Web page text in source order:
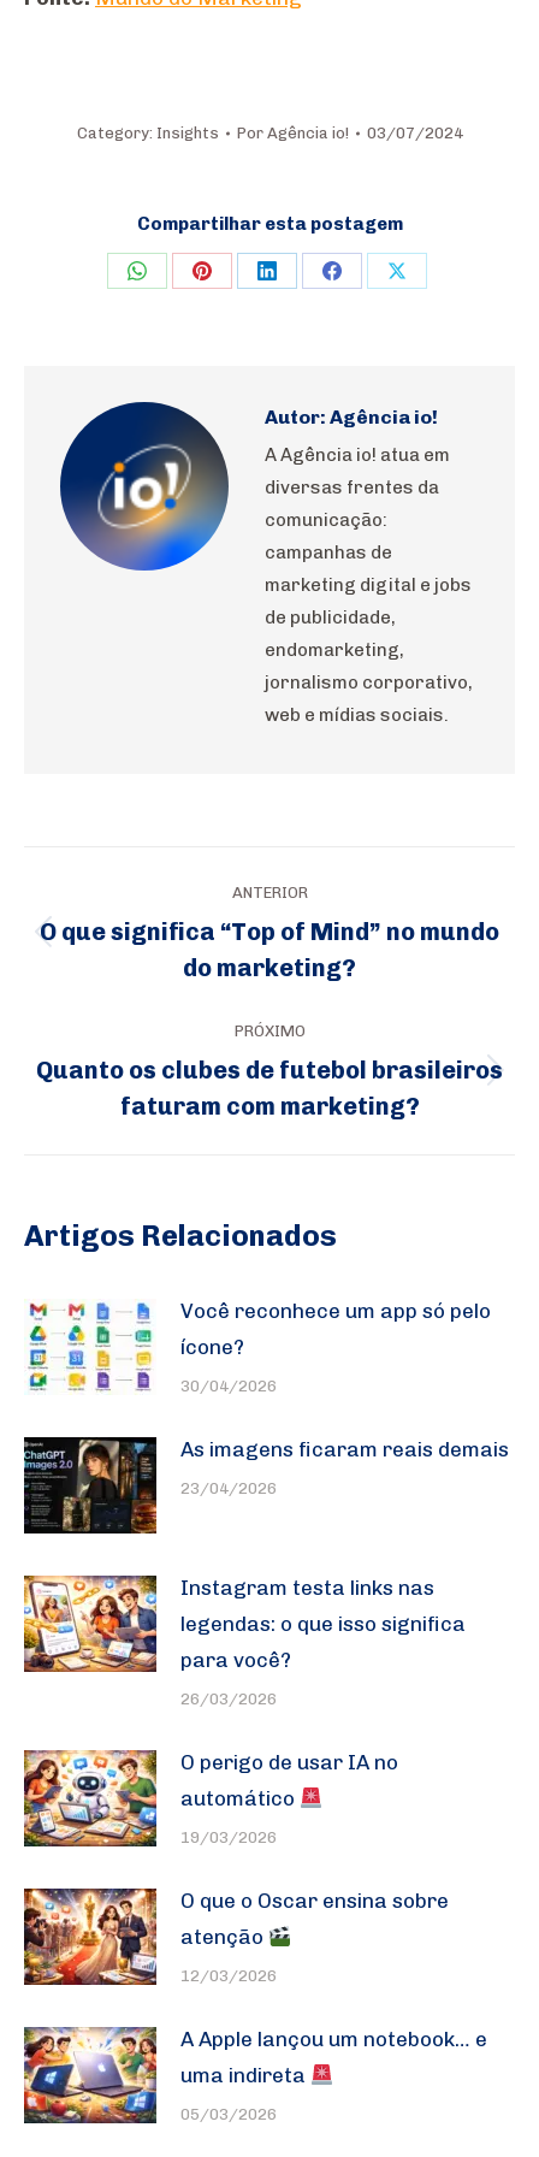
Category: Insights Por Agência io! 03/07/2024
Compartilhar esta postagem
Share Share Share Share Share
Autor: Agência io!
A Agência io! atua em
diversas frentes da
comunicação:
campanhas de
marketing digital e jobs
de publicidade,
endomarketing,
jornalismo corporativo,
web e mídias sociais.
de
ANTERIOR
anterior:
O que significa “Top of Mind” no mundo
do marketing?
PRÓXIMO
Quanto os clubes de futebol brasileiros
faturam com marketing?
Artigos Relacionados
Você reconhece um app só pelo
ícone?
30/04/2026
As imagens ficaram reais demais
23/04/2026
Instagram testa links nas
legendas: o que isso significa
para você?
26/03/2026
O perigo de usar IA no
automático
19/03/2026
O que o Oscar ensina sobre
atenção
12/03/2026
A Apple lançou um notebook… e
uma indireta
05/03/2026